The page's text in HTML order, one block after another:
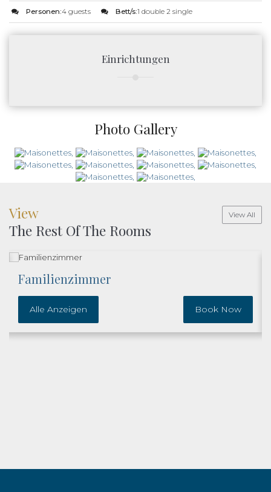
Personen:4 guests Bett/s:1 double 2 single
Einrichtungen
Photo Gallery
View
The Rest Of The Rooms
View All
Familienzimmer
Alle Anzeigen Book Now